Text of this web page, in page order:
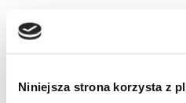
Niniejsza strona korzysta z
Autor wpisu